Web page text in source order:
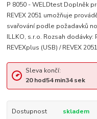
P 8050 - WELDtest Doplněk
REVEX 2051 umožňuje
svařování podle požadavků
ILLKO, s.r.o. Rozsah
REVEXplus (USB) / REVEX
Sleva končí:
20hod54min34sek
Dostupnost
skladem